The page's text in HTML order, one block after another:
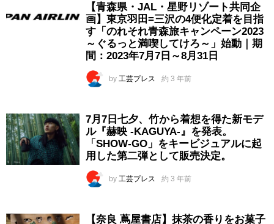
【青森県・JAL・星野リゾート共同企
画】東京羽田=三沢の4便化定着を目指
す「のれそれ青森旅キャンペーン2023
～ぐるっと満喫してけろ～」始動｜期
間：2023年7月7日～8月31日
by 工芸プレス 約 3 年前
7月7日七夕、竹から着想を得た新モデ
ル『赫映 -KAGUYA-』を発表。
「SHOW-GO」をキービジュアルに起
用した第二弾として販売決定。
by 工芸プレス 約 3 年前
【奈良 蔦屋書店】抹茶の香りをお菓子